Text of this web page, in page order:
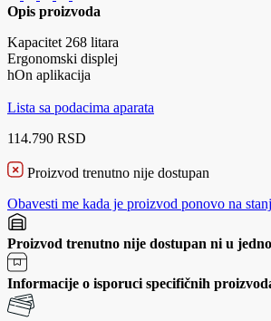
Opis proizvoda
Kapacitet 268 litara
Ergonomski displej
hOn aplikacija
Lista sa podacima aparata
114.790 RSD
Proizvod trenutno nije dostupan
Obavesti me kada je proizvod ponovo na
Proizvod trenutno nije dostupan ni u
Informacije o isporuci specifičnih